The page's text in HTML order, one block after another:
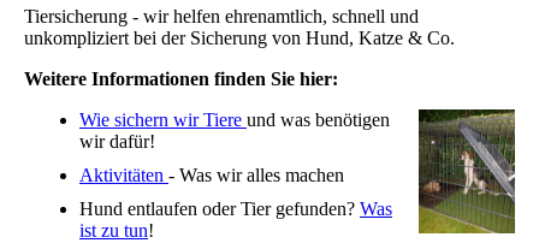
Tiersicherung - wir helfen ehrenamtlich, schnell und
unkompliziert bei der Sicherung von Hund, Katze & Co.
Weitere Informationen finden Sie hier:
Wie sichern wir Tiere und was benötigen
wir dafür!
Aktivitäten - Was wir alles machen
Hund entlaufen oder Tier gefunden? Was
ist zu tun!